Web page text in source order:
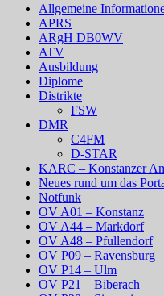
Allgemeine
APRS
ARgH DB0WV
ATV
Ausbildung
Diplome
Distrikte
FSW
DMR
C4FM
D-STAR
KARC – Konstanzer
Neues rund um das
Notfunk
OV A01 – Konstanz
OV A44 – Markdorf
OV A48 – Pfullendorf
OV P09 – Ravensburg
OV P14 – Ulm
OV P21 – Biberach